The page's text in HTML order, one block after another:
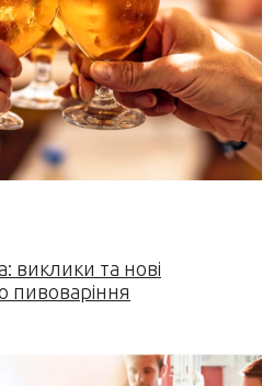
виклики та нові
пивоваріння